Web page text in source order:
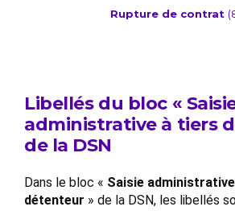
Rupture de contrat
Libellés du bloc «
administrative à tiers
de la DSN
Dans le bloc « Saisie
détenteur » de la DSN, les libellés